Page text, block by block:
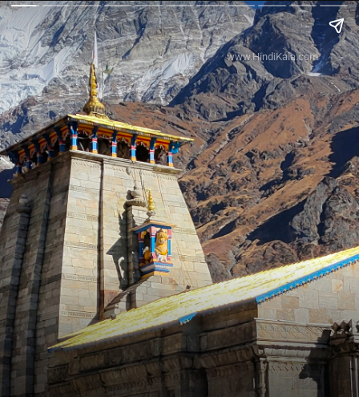
www.HindiKala.com